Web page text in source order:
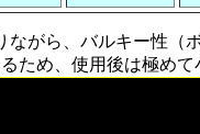
ながら、バルキー性
ため、使用後は極めて